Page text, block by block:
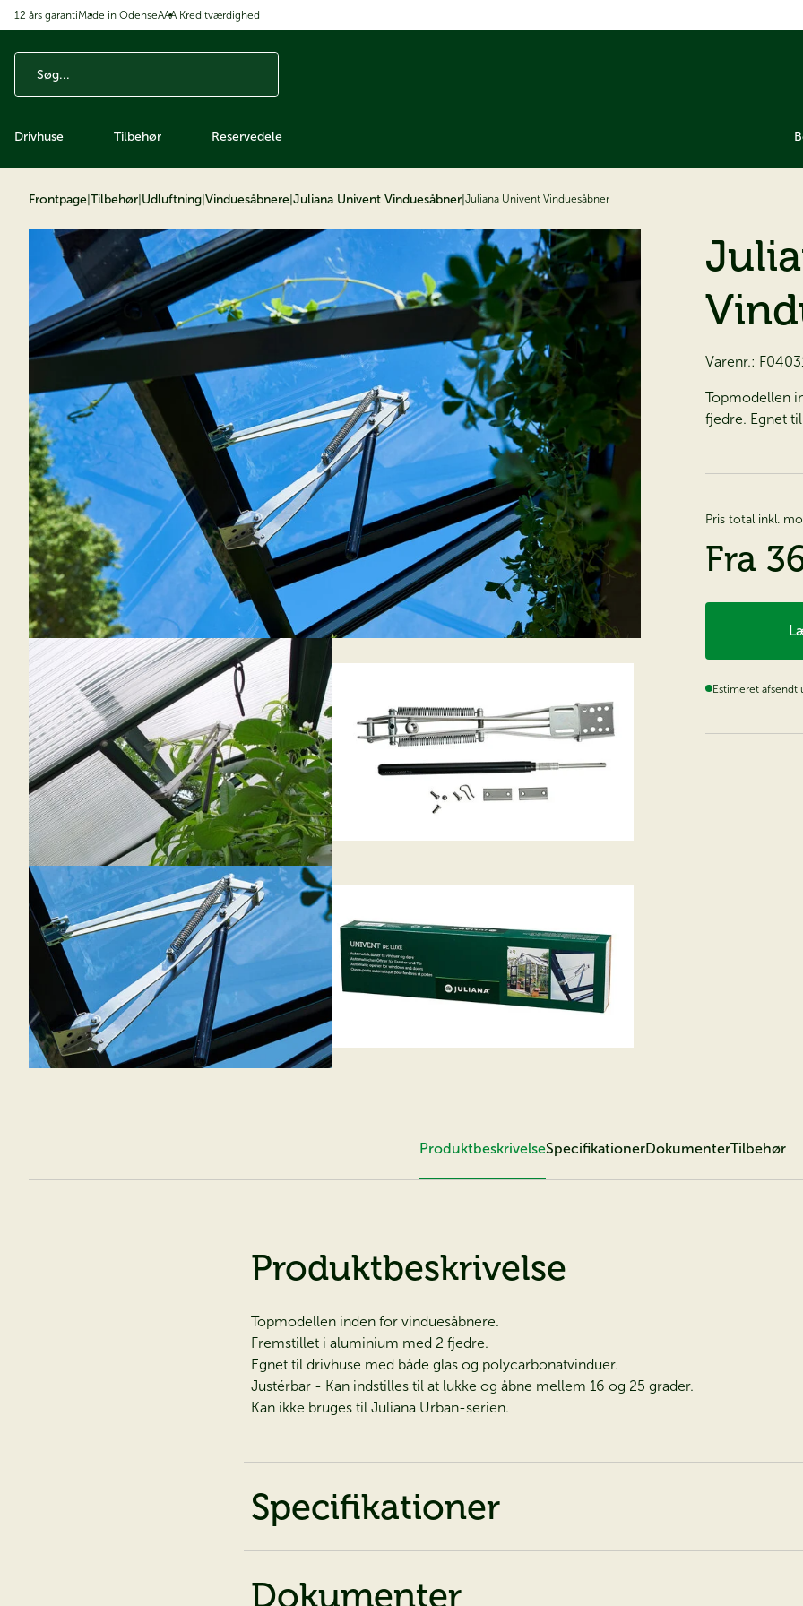
På jagt efter dit
til indhold
12 års garantiMade in OdenseAAA Kreditværdighed
Drivhuse Tilbehør Reservedele
Frontpage Tilbehør Udluftning Vinduesåbnere Juliana Univent Vinduesåbner Juliana Univent Vinduesåbner
Varenr.:
Topmodellen
fjedre. Egnet
Pris total inkl.
Fra
Estimeret afsendt
ProduktbeskrivelseSpecifikationerDokumenterTilbehør
Produktbeskrivelse
Topmodellen inden for vinduesåbnere.
Fremstillet i aluminium med 2 fjedre.
Egnet til drivhuse med både glas og polycarbonatvinduer.
Justérbar - Kan indstilles til at lukke og åbne mellem 16 og 25 grader.
Kan ikke bruges til Juliana Urban-serien.
Specifikationer
Dokumenter